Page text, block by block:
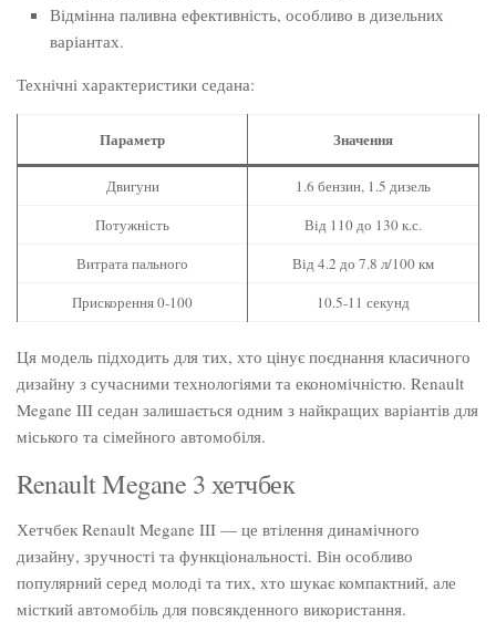
Відмінна паливна ефективність, особливо в дизельних
варіантах.
Технічні характеристики седана:
Параметр Значення
Двигуни
1.6 бензин, 1.5 дизель
Потужність
Від 110 до 130 к.с.
Витрата пального
Від 4.2 до 7.8 л/100 км
Прискорення 0-100
10.5-11 секунд
Ця модель підходить для тих, хто цінує поєднання класичного
дизайну з сучасними технологіями та економічністю. Renault
Megane III седан залишається одним з найкращих варіантів для
міського та сімейного автомобіля.
Renault Megane 3 хетчбек
Хетчбек Renault Megane III — це втілення динамічного
дизайну, зручності та функціональності. Він особливо
популярний серед молоді та тих, хто шукає компактний, але
місткий автомобіль для повсякденного використання.